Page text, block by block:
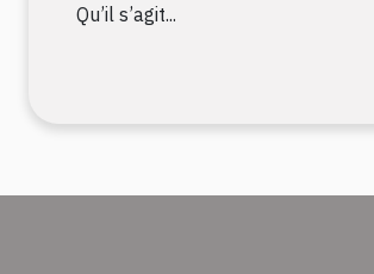
Qu’il s’agit...